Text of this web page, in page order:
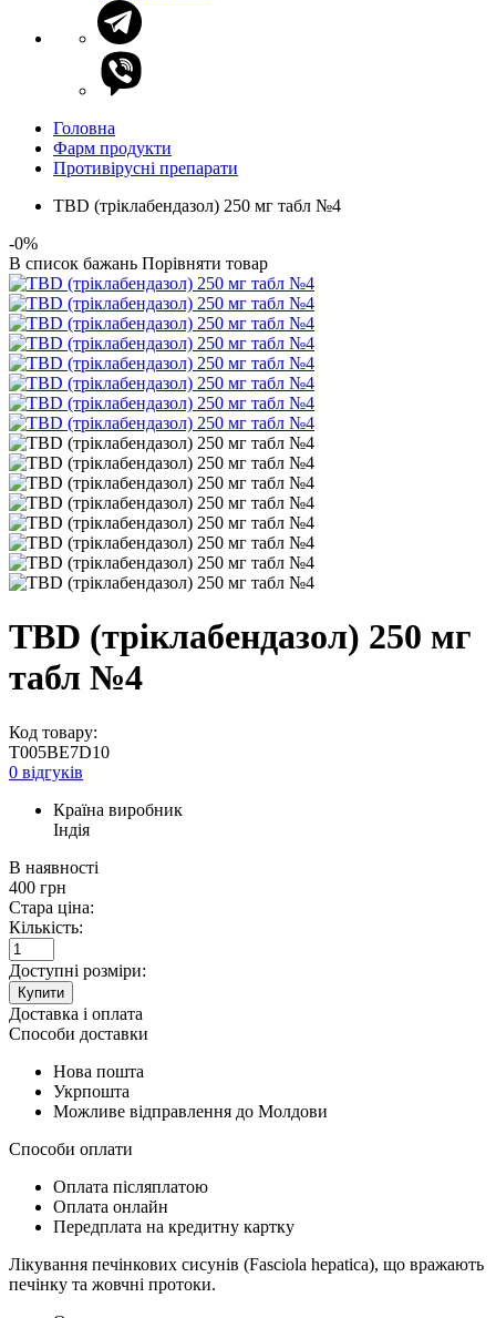
Головна
Фарм продукти
Противірусні препарати
TBD (тріклабендазол) 250 мг табл №4
-0%
В список бажань Порівняти товар
TBD (тріклабендазол) 250 мг
табл №4
Код товару:
T005BE7D10
0 відгуків
Країна виробник
Індія
В наявності
400 грн
Стара ціна:
Кількість:
Доступні розміри:
Купити
Доставка і оплата
Способи доставки
Нова пошта
Укрпошта
Можливе відправлення до Молдови
Способи оплати
Оплата післяплатою
Оплата онлайн
Передплата на кредитну картку
Лікування печінкових сисунів (Fasciola hepatica), що вражають
печінку та жовчні протоки.